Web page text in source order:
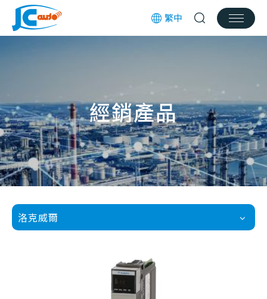
繁中
經銷產品
洛克威爾
經銷產品
實績分享
檔案下載
招募訊息
聯絡我們
客服信箱
jcauto@jcauto.com.tw